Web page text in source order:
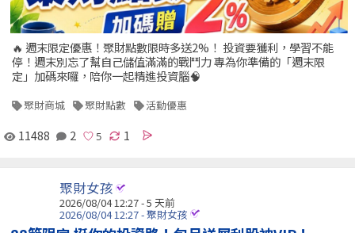
🔥 週末限定優惠！聚財點數限時多送2%！ 投資要獲利，學習不能
停！週末別忘了幫自己儲值滿滿的戰鬥力 專為你準備的「週末限
定」加碼來囉，陪你一起精進投資腦🧠
聚財商城 聚財點數 活動優惠
11488 2 1
聚財女孩
2026/08/04 12:27 - 5 天前
2026/08/04 12:27 - 聚財女孩